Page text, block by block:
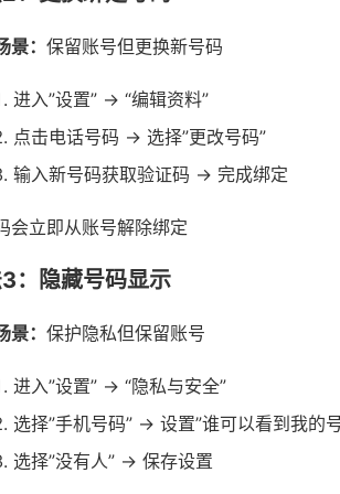
景： 保留账号但更换新号码
进入”设置” → “编辑资料”
点击电话号码 → 选择”更改号码”
输入新号码获取验证码 → 完成绑定
会立即从账号解除绑定
：隐藏号码显示
景： 保护隐私但保留账号
进入”设置” → “隐私与安全”
选择”手机号码” → 设置”谁可以看到我的
选择”没有人” → 保存设置